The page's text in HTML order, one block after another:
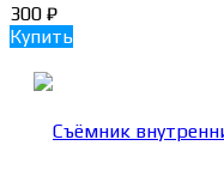
300 ₽
Купить